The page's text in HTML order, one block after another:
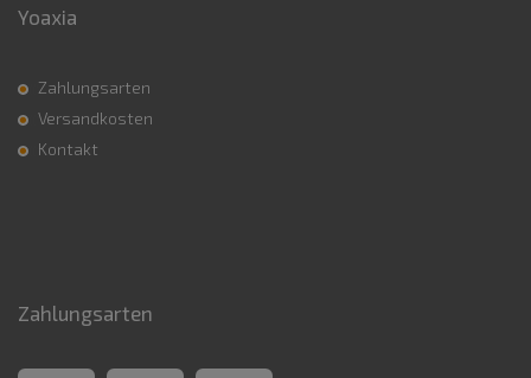
Yoaxia
Zahlungsarten
Versandkosten
Kontakt
Zahlungsarten